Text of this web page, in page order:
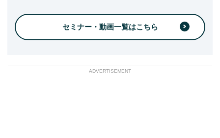
セミナー・動画一覧はこちら
ADVERTISEMENT